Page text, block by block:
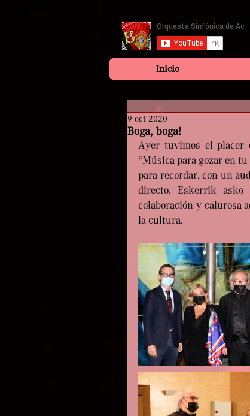
Inicio
Boga, boga!
9 oct 2020
Ayer tuvimos el placer
“Música para gozar en
para recordar, con un
directo. Eskerrik asko
colaboración y calurosa
la cultura.